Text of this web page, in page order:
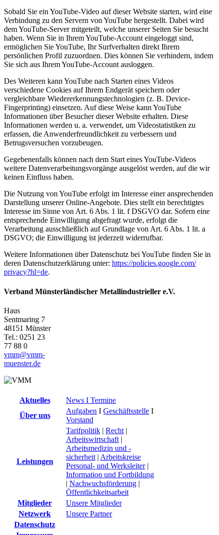
Sobald Sie ein YouTube-Video auf dieser Website starten, wird eine
Verbindung zu den Servern von YouTube hergestellt. Dabei wird
dem YouTube-Server mitgeteilt, welche unserer Seiten Sie besucht
haben. Wenn Sie in Ihrem YouTube-Account eingeloggt sind,
ermöglichen Sie YouTube, Ihr Surfverhalten direkt Ihrem
persönlichen Profil zuzuordnen. Dies können Sie verhindern, indem
Sie sich aus Ihrem YouTube-Account ausloggen.
Des Weiteren kann YouTube nach Starten eines Videos
verschiedene Cookies auf Ihrem Endgerät speichern oder
vergleichbare Wiedererkennungstechnologien (z. B. Device-
Fingerprinting) einsetzen. Auf diese Weise kann YouTube
Informationen über Besucher dieser Website erhalten. Diese
Informationen werden u. a. verwendet, um Videostatistiken zu
erfassen, die Anwenderfreundlichkeit zu verbessern und
Betrugsversuchen vorzubeugen.
Gegebenenfalls können nach dem Start eines YouTube-Videos
weitere Datenverarbeitungsvorgänge ausgelöst werden, auf die wir
keinen Einfluss haben.
Die Nutzung von YouTube erfolgt im Interesse einer ansprechenden
Darstellung unserer Online-Angebote. Dies stellt ein berechtigtes
Interesse im Sinne von Art. 6 Abs. 1 lit. f DSGVO dar. Sofern eine
entsprechende Einwilligung abgefragt wurde, erfolgt die
Verarbeitung ausschließlich auf Grundlage von Art. 6 Abs. 1 lit. a
DSGVO; die Einwilligung ist jederzeit widerrufbar.
Weitere Informationen über Datenschutz bei YouTube finden Sie in
deren Datenschutzerklärung unter: https://policies.google.com/
privacy?hl=de.
Verband Münsterländischer Metallindustrieller e.V.
Haus
Sentmaring 7
48151 Münster
Tel.: 0251 23
77 88 0
vmm@vmm-
muenster.de
Aktuelles
News I Termine
Über uns
Aufgaben I Geschäftsstelle I
Vorstand
Leistungen
Tarifpolitik | Recht |
Arbeitswirtschaft |
Arbeitsmedizin und -
sicherheit | Arbeitskreise
Personal- und Werksleiter|
Information und Fortbildung
| Nachwuchsförderung |
Öffentlichkeitsarbeit
Mitglieder
Unsere Mitglieder
Netzwerk
Unsere Partner
Datenschutz